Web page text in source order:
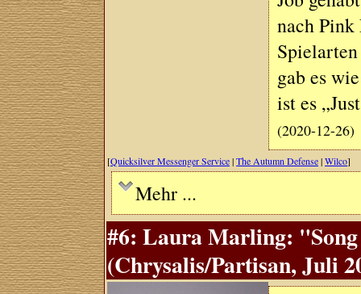
nach
gab es
ist es
(2020-12-26)
[Quicksilver Messenger Service|The Autumn Defense|Wilco]
Mehr ...
#6: Laura Marling:
(Chrysalis/Partisan, Juli